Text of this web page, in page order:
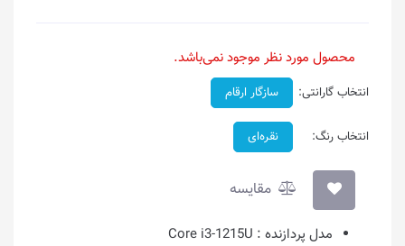
محصول مورد نظر موجود نمی‌باشد.
انتخاب گارانتی: سازگار ارقام
انتخاب رنگ: نقره‌ای
مقایسه
مدل پردازنده : Core i3-1215U